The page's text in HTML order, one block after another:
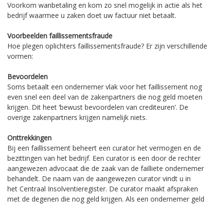
Voorkom wanbetaling en kom zo snel mogelijk in actie als het
bedrijf waarmee u zaken doet uw factuur niet betaalt.
Voorbeelden faillissementsfraude
Hoe plegen oplichters faillissementsfraude? Er zijn verschillende
vormen:
Bevoordelen
Soms betaalt een ondernemer vlak voor het faillissement nog
even snel een deel van de zakenpartners die nog geld moeten
krijgen. Dit heet ‘bewust bevoordelen van crediteuren’. De
overige zakenpartners krijgen namelijk niets.
Onttrekkingen
Bij een faillissement beheert een curator het vermogen en de
bezittingen van het bedrijf. Een curator is een door de rechter
aangewezen advocaat die de zaak van de failliete ondernemer
behandelt. De naam van de aangewezen curator vindt u in
het Centraal Insolventieregister. De curator maakt afspraken
met de degenen die nog geld krijgen. Als een ondernemer geld